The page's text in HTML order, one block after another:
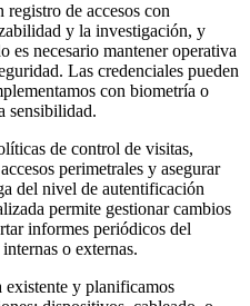
registro de accesos con
y la investigación, y
es necesario mantener operativa
Las credenciales pueden
con biometría o
sensibilidad.
de control de visitas,
perimetrales y asegurar
del nivel de autentificación
permite gestionar cambios
informes periódicos del
o externas.
existente y planificamos